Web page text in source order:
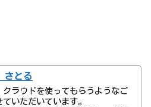
さとる
クラウドを使ってもらうようなご
いただいています。